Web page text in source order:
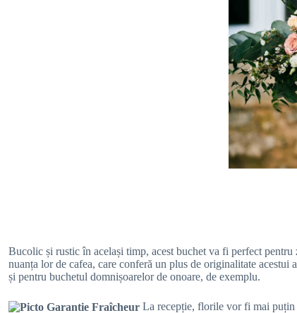
Bucolic și rustic în același timp, acest buchet va fi perfect
nuanța lor de cafea, care conferă un plus de originalitate
și pentru buchetul domnișoarelor de onoare, de exemplu.
La recepție, florile vor fi mai